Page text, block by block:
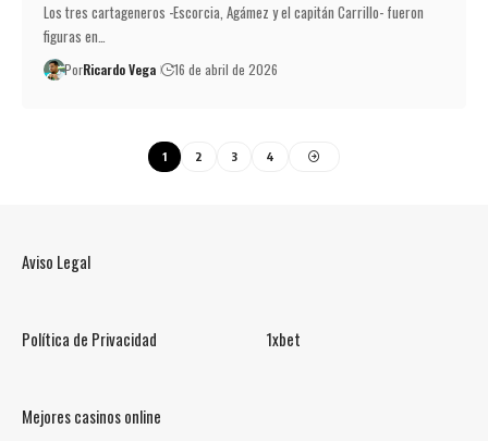
Los tres cartageneros -Escorcia, Agámez y el capitán Carrillo- fueron
figuras en…
PorRicardo Vega 16 de abril de 2026
1 2 3 4
Aviso Legal
Política de Privacidad 1xbet
Mejores casinos online